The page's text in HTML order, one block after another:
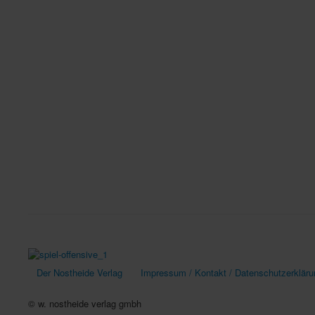
Der Nostheide Verlag Impressum / Kontakt /
© w. nostheide verlag gmbh